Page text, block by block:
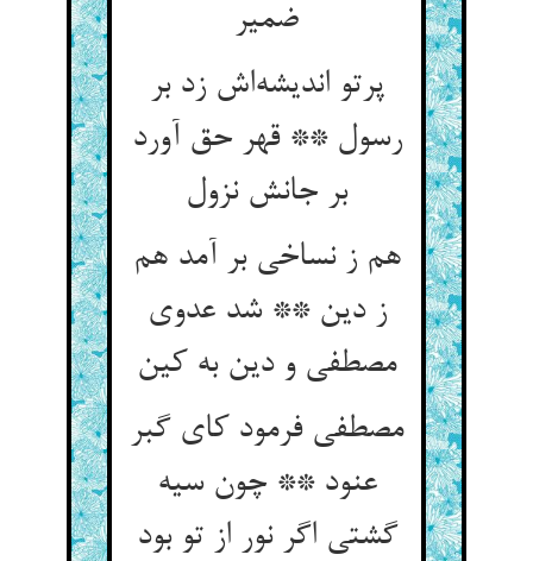
ضمیر
پرتو اندیشه‌‌اش زد بر
رسول ** قهر حق آورد
هم ز نساخی بر آمد هم
ز دین ** شد عدوی
مصطفی فرمود کای گبر
عنود ** چون سیه
گشتی اگر نور از تو بود